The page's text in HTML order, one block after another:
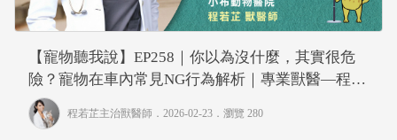
【寵物聽我說】EP258｜你以為沒什麼，其實很危
險？寵物在車內常見NG行為解析｜專業獸醫—程若
芷
程若芷主治獸醫師 ．2026-02-23． 瀏覽 280